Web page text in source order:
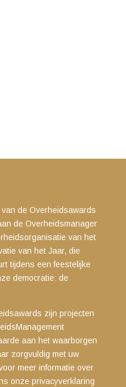
de Overheidsawards
de Overheidsmanager
van het
van het Jaar, die
tijdens een feestelijke
democratie: de
zijn projecten
aan het waarborgen
zorgvuldig met uw
meer informatie over
onze privacyverklaring